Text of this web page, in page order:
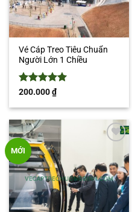
Vé Cáp Treo Tiêu Chuẩn
Người Lớn 1 Chiều
Được xếp
sao
200.000₫
MỚI